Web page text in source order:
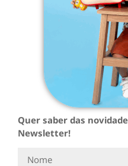
Quer saber das
Newsletter!